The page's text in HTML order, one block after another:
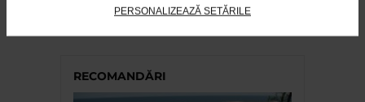
PERSONALIZEAZĂ SETĂRILE
RECOMANDĂRI